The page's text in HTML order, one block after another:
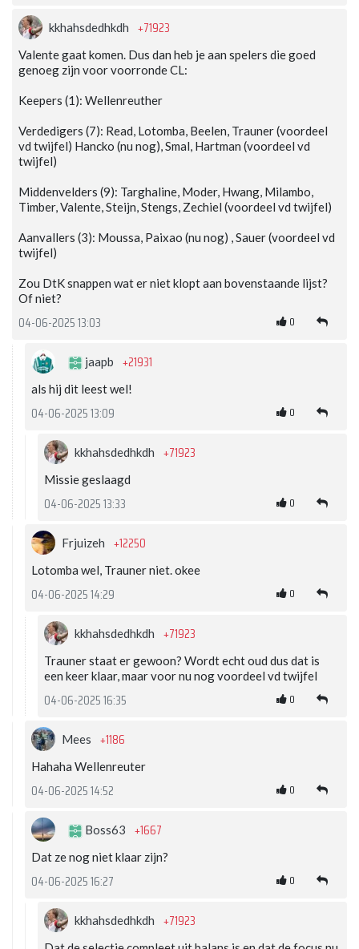
kkhahsdedhkdh +71923
Valente gaat komen. Dus dan heb je aan spelers die goed
genoeg zijn voor voorronde CL:
Keepers (1): Wellenreuther
Verdedigers (7): Read, Lotomba, Beelen, Trauner (voordeel
vd twijfel) Hancko (nu nog), Smal, Hartman (voordeel vd
twijfel)
Middenvelders (9): Targhaline, Moder, Hwang, Milambo,
Timber, Valente, Steijn, Stengs, Zechiel (voordeel vd twijfel)
Aanvallers (3): Moussa, Paixao (nu nog) , Sauer (voordeel vd
twijfel)
Zou DtK snappen wat er niet klopt aan bovenstaande lijst?
Of niet?
04-06-2025 13:03 0
jaapb +21931
als hij dit leest wel!
04-06-2025 13:09 0
kkhahsdedhkdh +71923
Missie geslaagd
04-06-2025 13:33 0
Frjuizeh +12250
Lotomba wel, Trauner niet. okee
04-06-2025 14:29 0
kkhahsdedhkdh +71923
Trauner staat er gewoon? Wordt echt oud dus dat is
een keer klaar, maar voor nu nog voordeel vd twijfel
04-06-2025 16:35 0
Mees +1186
Hahaha Wellenreuter
04-06-2025 14:52 0
Boss63 +1667
Dat ze nog niet klaar zijn?
04-06-2025 16:27 0
kkhahsdedhkdh +71923